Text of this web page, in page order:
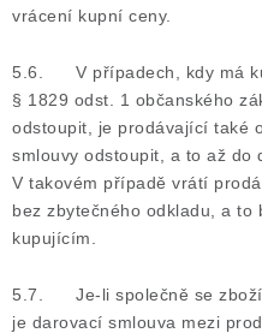
vrácení kupní ceny.
5.6. V případech, kdy má
§ 1829 odst. 1 občanského
odstoupit, je prodávající také
smlouvy odstoupit, a to až do
V takovém případě vrátí
bez zbytečného odkladu, a to
kupujícím.
5.7. Je-li společně se
je darovací smlouva mezi